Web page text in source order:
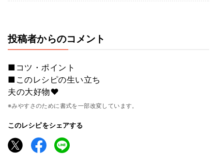
投稿者からのコメント
■コツ・ポイント
■このレシピの生い立ち
夫の大好物❤️
※みやすさのために書式を一部改変しています。
このレシピをシェアする